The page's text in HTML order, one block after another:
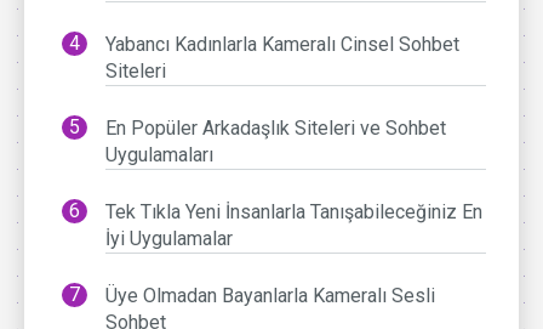
Yabancı Kadınlarla Kameralı Cinsel Sohbet
Siteleri
En Popüler Arkadaşlık Siteleri ve Sohbet
Uygulamaları
Tek Tıkla Yeni İnsanlarla Tanışabileceğiniz En
İyi Uygulamalar
Üye Olmadan Bayanlarla Kameralı Sesli
Sohbet